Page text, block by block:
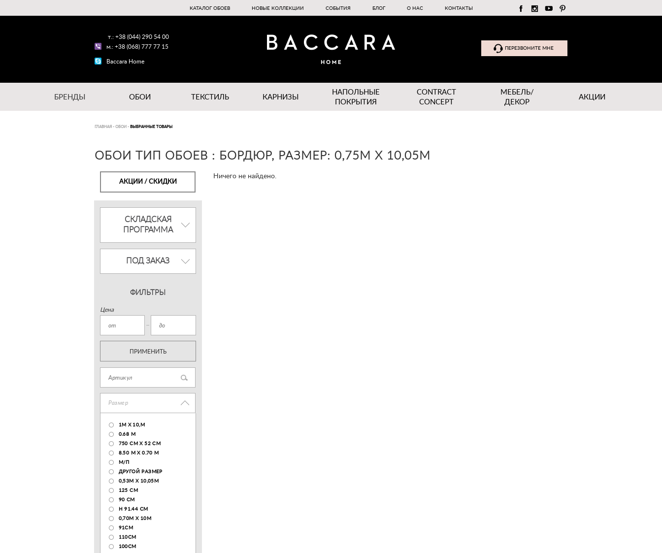
КАТАЛОГ ОБОЕВ НОВЫЕ КОЛЛЕКЦИИ СОБЫТИЯ БЛОГ О НАС КОНТАКТЫ
т.: +38 (044) 290 54 00
м.: +38 (068) 777 77 15
Baccara Home
ПЕРЕЗВОНИТЕ МНЕ
БРЕНДЫ ОБОИ ТЕКСТИЛЬ КАРНИЗЫ
НАПОЛЬНЫЕ
ПОКРЫТИЯ
CONTRACT
CONCEPT
МЕБЕЛЬ/
ДЕКОР
АКЦИИ
ГЛАВНАЯ - ОБОИ - ВЫБРАННЫЕ ТОВАРЫ
ОБОИ ТИП ОБОЕВ : БОРДЮР, РАЗМЕР: 0,75М Х 10,05М
АКЦИИ / СКИДКИ
СКЛАДСКАЯ
ПРОГРАММА
ПОД ЗАКАЗ
ФИЛЬТРЫ
Цена
ПРИМЕНИТЬ
Размер
1М Х 10,М
0.68 M
750 CM X 52 CM
8.50 М X 0.70 М
М/П
ДРУГОЙ РАЗМЕР
0,53М Х 10,05М
125 CM
90 СМ
H 91.44 CM
0,70М Х 10М
91СМ
110CM
100CM
Ничего не найдено.